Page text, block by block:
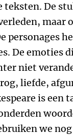
teksten. De
maar
personages
De emoties
niet
liefde,
is een
we